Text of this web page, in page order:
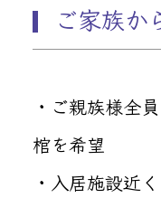
ご家族か
・ご親族様全
棺を希望
・入居施設近